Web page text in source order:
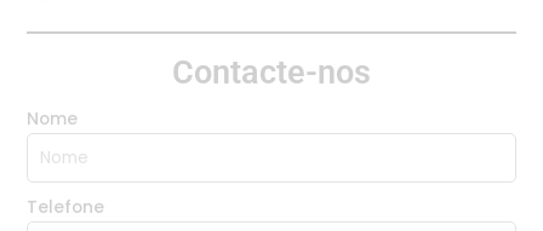
Contacte-nos
Nome
Telefone